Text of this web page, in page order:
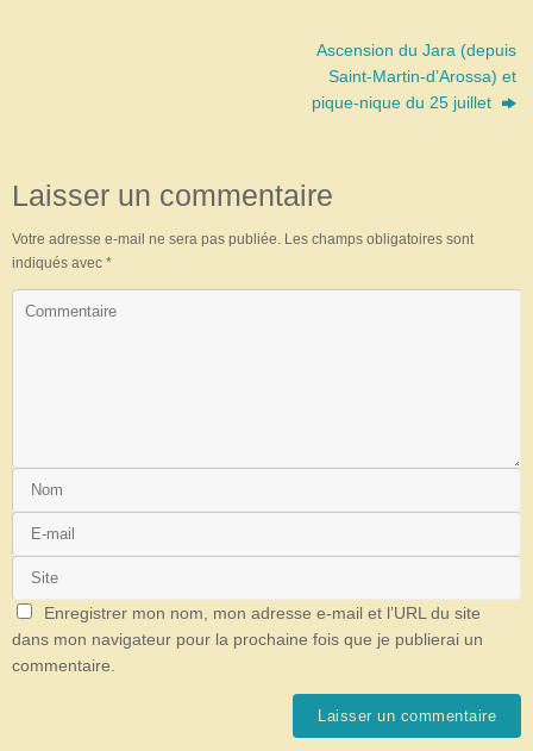
Ascension du Jara (depuis
Saint-Martin-d’Arossa) et
pique-nique du 25 juillet
Laisser un commentaire
Votre adresse e-mail ne sera pas publiée. Les champs obligatoires sont
indiqués avec *
Enregistrer mon nom, mon adresse e-mail et l’URL du site
dans mon navigateur pour la prochaine fois que je publierai un
commentaire.